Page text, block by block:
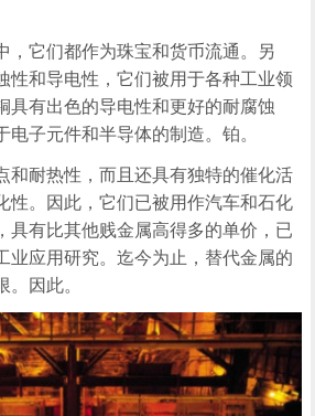
，它们都作为珠宝和货币流通。另
性和导电性，它们被用于各种工业领
具有出色的导电性和更好的耐腐蚀
电子元件和半导体的制造。铂。
和耐热性，而且还具有独特的催化活
性。因此，它们已被用作汽车和石化
具有比其他贱金属高得多的单价，已
业应用研究。迄今为止，替代金属的
。因此。